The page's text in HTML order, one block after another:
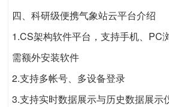
四、科研级便携气象站云平台介绍
1.CS架构软件平台，支持手机、PC
需额外安装软件
2.支持多帐号、多设备登录
3.支持实时数据展示与历史数据展示